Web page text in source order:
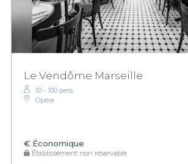
Le Vendôme Marseille
10 - 100 pers.
Opéra
€ Économique
Établissement non réservable